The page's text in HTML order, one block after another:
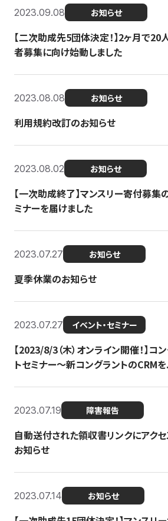
2023.09.08 お知らせ
【二次助成先5団体決定！】2ヶ月で
者募集に向け始動しました
2023.08.08 お知らせ
利用規約改訂のお知らせ
2023.08.02 お知らせ
【一次助成終了】マンスリー寄付募
ミナーを届けました
2023.07.27 お知らせ
夏季休業のお知らせ
2023.07.27 イベント・セミナー
【2023/8/3（木）オンライン開催！】コ
トセミナー〜新コングラントのCRM
2023.07.19 障害報告
自動送付された領収書リンクにアク
お知らせ
2023.07.14 お知らせ